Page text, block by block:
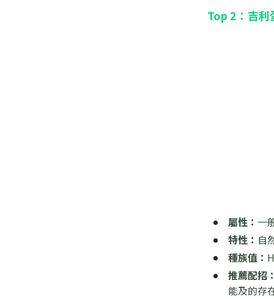
Top 2： 吉利
屬性： 一
特性： 自
種族值：
推薦配招
能及的存